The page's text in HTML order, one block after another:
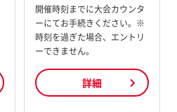
開催時刻までに大会カウンタ
ーにてお手続きください。※
時刻を過ぎた場合、エントリ
ーできません。
詳細